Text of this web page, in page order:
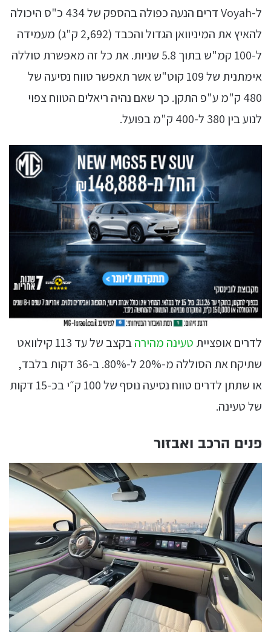
ל-Voyah דרים הנעה כפולה בהספק של 434 כ"ס היכולה
להאיץ את המיניוואן הגדול והכבד (2,692 ק"ג) מעמידה
ל-100 קמ"ש בתוך 5.8 שניות. את כל זה מאפשרת סוללה
אימתנית של 109 קוט"ש אשר תאפשר טווח נסיעה של
480 ק"מ ע"פ התקן. כך שאם נהיה ריאלים הטווח צפוי
לנוע בין 380 ל-400 ק"מ בפועל.
לדרים אופציית טעינה מהירה
בקצב של עד 113 קילוואט
שתיקח את הסוללה מ-20% ל-80%. ב-36 דקות בלבד,
או שתתן לדרים טווח נסיעה נוסף של 100 ק״י בכ-15 דקות
של טעינה.
פנים הרכב ואבזור